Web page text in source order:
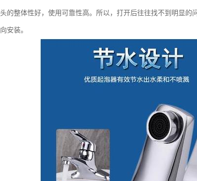
的整体性好，使用可靠性高。所以，打开后往往找不到明显的
安装。